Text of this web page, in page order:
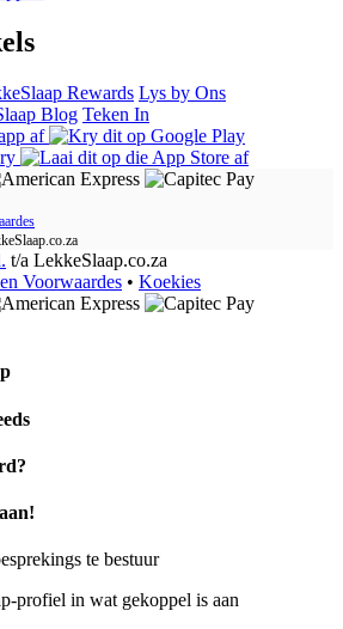
Rewards Lys by Ons
Blog Teken In
t/a LekkeSlaap.co.za
Voorwaardes • Koekies
te bestuur
profiel in wat gekoppel is aan